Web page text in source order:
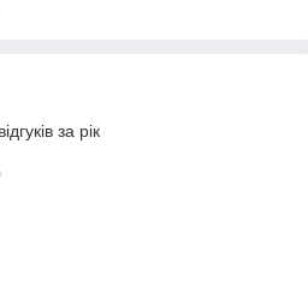
за рік